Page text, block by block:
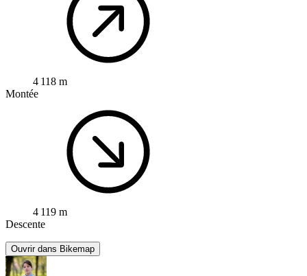
4 118 m
Montée
4 119 m
Descente
Ouvrir dans Bikemap